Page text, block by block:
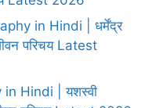
in Hindi | धर्मेंद्र
परिचय Latest
Hindi | यशस्वी